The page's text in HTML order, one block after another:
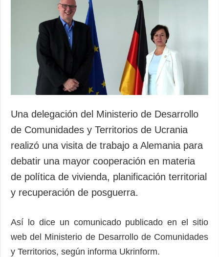
Una delegación del Ministerio de Desarrollo
de Comunidades y Territorios de Ucrania
realizó una visita de trabajo a Alemania para
debatir una mayor cooperación en materia
de política de vivienda, planificación territorial
y recuperación de posguerra.
Así lo dice un comunicado publicado en el sitio
web del Ministerio de Desarrollo de Comunidades
y Territorios, según informa Ukrinform.